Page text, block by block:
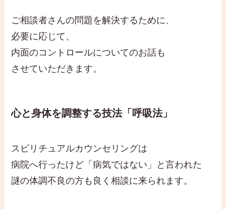
ご相談者さんの問題を解決するために、
必要に応じて、
内面のコントロールについてのお話も
させていただきます。
心と身体を調整する技法「呼吸法」
スピリチュアルカウンセリングは
病院へ行ったけど「病気ではない」と言われた
謎の体調不良の方も良く相談に来られます。